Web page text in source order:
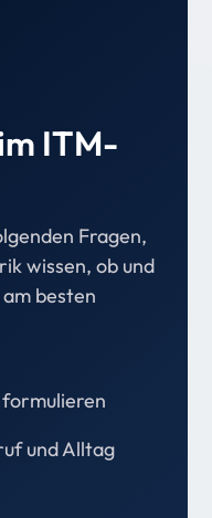
ITM-
Fragen,
wissen, ob und
besten
und Alltag